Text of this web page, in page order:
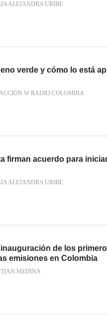
ALEJANDRA URIBE
verde y cómo lo está
W RADIO COLOMBIA
firman acuerdo para
ALEJANDRA URIBE
de los
emisiones en Colombia
MEDINA